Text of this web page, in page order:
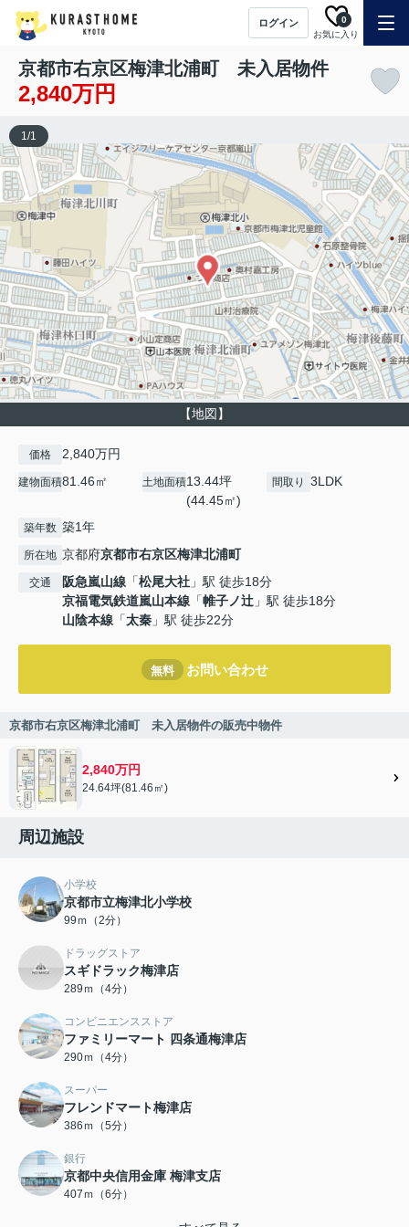
ログイン
お気に入り
0
京都市右京区梅津北浦町 未入居物件
2,840万円
【地図】
1/1
価格 2,840万円
建物面積81.46㎡ 土地面積13.44坪
(44.45㎡)
間取り 3LDK
築年数 築1年
所在地 京都府京都市右京区梅津北浦町
交通 阪急嵐山線 「松尾大社 」駅 徒歩18分
京福電気鉄道嵐山本線 「帷子ノ辻 」駅 徒歩18分
山陰本線 「太秦 」駅 徒歩22分
無料 お問い合わせ
京都市右京区梅津北浦町 未入居物件の販売中物件
2,840万円
24.64坪(81.46㎡)
周辺施設
小学校
京都市立梅津北小学校
99ｍ（2分）
ドラッグストア
スギドラック梅津店
289ｍ（4分）
コンビニエンスストア
ファミリーマート 四条通梅津店
290ｍ（4分）
スーパー
フレンドマート梅津店
386ｍ（5分）
銀行
京都中央信用金庫 梅津支店
407ｍ（6分）